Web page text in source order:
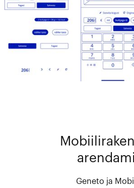
Geneto ja